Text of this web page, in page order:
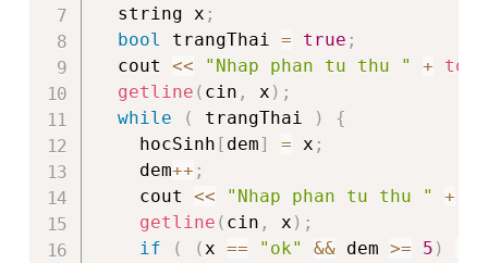
  string x
;
bool trangThai = true ;
  cout
<< "Nhap phan tu thu " +
getline ( cin , x ) ;
while
( trangThai )
{
    hocSinh
[ dem] = x ;
    dem
++ ;
    cout
<< "Nhap phan tu thu " +
getline ( cin , x ) ;
if
( (x == "ok" && dem >= 5 )